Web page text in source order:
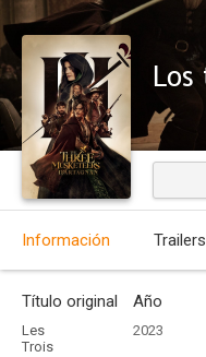
Información Trailers
Título original
Les
Trois
Año
2023